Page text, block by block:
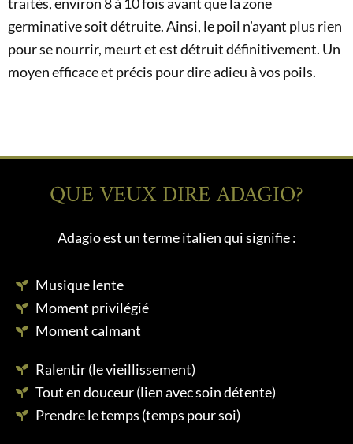
germinative soit détruite. Ainsi, le poil n’ayant plus rien
pour se nourrir, meurt et est détruit définitivement. Un
moyen efficace et précis pour dire adieu à vos poils.
QUE VEUX DIRE ADAGIO?
Adagio est un terme italien qui signifie :
Musique lente
Moment privilégié
Moment calmant
Ralentir (le vieillissement)
Tout en douceur (lien avec soin détente)
Prendre le temps (temps pour soi)